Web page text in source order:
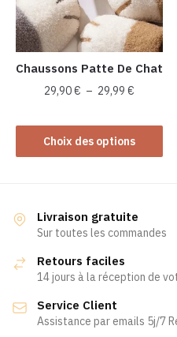
être
choisies
sur
la
page
produit
Chaussons Patte De Chat
29,90€ – 29,99€
prix :
29,90 €
à
Choix des options
produit
a
Les
options
peuvent
être
sur
la
Livraison gratuite
Sur toutes les commandes
Retours faciles
14 jours à la réception de
Service Client
Assistance par emails 5j/7